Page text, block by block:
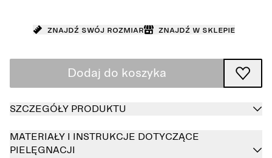
Znajdź swój rozmiar Znajdź w sklepie
Dodaj do koszyka
SZCZEGÓŁY PRODUKTU
MATERIAŁY I INSTRUKCJE DOTYCZĄCE
PIELĘGNACJI